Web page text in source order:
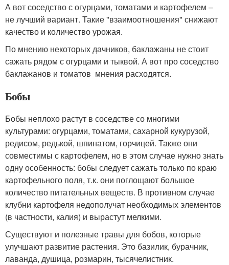
А вот соседство с огурцами, томатами и картофелем –
не лучший вариант. Такие "взаимоотношения" снижают
качество и количество урожая.
По мнению некоторых дачников, баклажаны не стоит
сажать рядом с огурцами и тыквой. А вот про соседство
баклажанов и томатов мнения расходятся.
Бобы
Бобы неплохо растут в соседстве со многими
культурами: огурцами, томатами, сахарной кукурузой,
редисом, редькой, шпинатом, горчицей. Также они
совместимы с картофелем, но в этом случае нужно знать
одну особенность: бобы следует сажать только по краю
картофельного поля, т.к. они поглощают большое
количество питательных веществ. В противном случае
клубни картофеля недополучат необходимых элементов
(в частности, калия) и вырастут мелкими.
Существуют и полезные травы для бобов, которые
улучшают развитие растения. Это базилик, бурачник,
лаванда, душица, розмарин, тысячелистник.